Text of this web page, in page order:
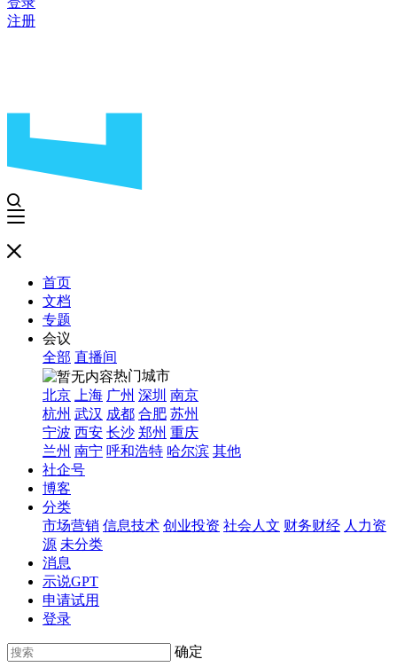
注册
首页
文档
专题
会议
全部 直播间
热门城市
北京
上海 广州 深圳 南京
杭州 武汉 成都 合肥 苏州
宁波 西安 长沙 郑州 重庆
兰州 南宁 呼和浩特 哈尔滨 其他
社企号
博客
分类
市场营销 信息技术 创业投资 社会人文 财务财经 人力资
源 未分类
消息
示说GPT
申请试用
登录
确定